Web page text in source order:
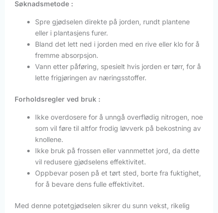
Søknadsmetode :
Spre gjødselen direkte på jorden, rundt plantene
eller i plantasjens furer.
Bland det lett ned i jorden med en rive eller klo for å
fremme absorpsjon.
Vann etter påføring, spesielt hvis jorden er tørr, for å
lette frigjøringen av næringsstoffer.
Forholdsregler ved bruk :
Ikke overdosere for å unngå overflødig nitrogen, noe
som vil føre til altfor frodig løvverk på bekostning av
knollene.
Ikke bruk på frossen eller vannmettet jord, da dette
vil redusere gjødselens effektivitet.
Oppbevar posen på et tørt sted, borte fra fuktighet,
for å bevare dens fulle effektivitet.
Med denne potetgjødselen sikrer du sunn vekst, rikelig